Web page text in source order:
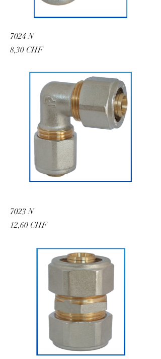
7024 N
Preis
8,30 CHF
7023 N
Preis
12,60 CHF